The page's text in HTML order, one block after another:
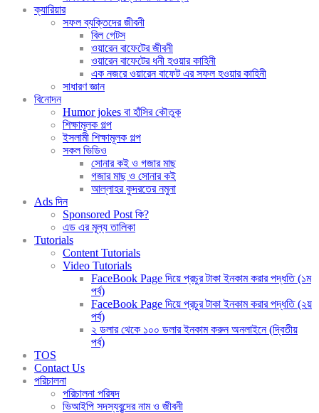
ক্যারিয়ার
সফল ব্যক্তিদের জীবনী
বিল গেটস
ওয়ারেন বাফেটের জীবনী
ওয়ারেন বাফেটের ধনী হওয়ার কাহিনী
এক নজরে ওয়ারেন বাফেট এর সফল হওয়ার কাহিনী
সাধারণ জ্ঞান
বিনোদন
Humor jokes বা হাঁসির কৌতুক
শিক্ষামূলক গল্প
ইসলামী শিক্ষামূলক গল্প
সকল ভিডিও
সোনার কই ও গজার মাছ
গজার মাছ ও সোনার কই
আল্লাহর কুদরতের নমুনা
Ads দিন
Sponsored Post কি?
এড এর মূল্য তালিকা
Tutorials
Content Tutorials
Video Tutorials
FaceBook Page দিয়ে প্রচুর টাকা ইনকাম করার পদ্ধতি (১ম
পর্ব)
FaceBook Page দিয়ে প্রচুর টাকা ইনকাম করার পদ্ধতি (২য়
পর্ব)
২ ডলার থেকে ১০০ ডলার ইনকাম করুন অনলাইনে (দ্বিতীয়
পর্ব)
TOS
Contact Us
পরিচালনা
পরিচালনা পরিষদ
ভিআইপি সদস্যবৃন্দের নাম ও জীবনী